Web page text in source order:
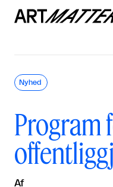
Program
Af
Nyhed